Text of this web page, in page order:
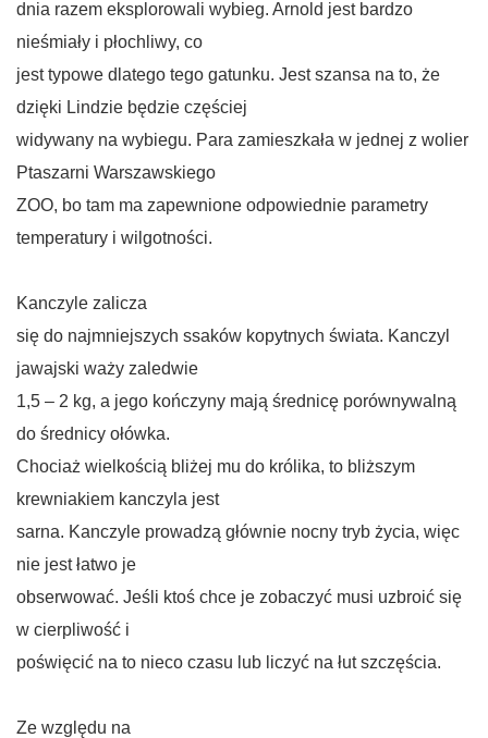
dnia razem eksplorowali wybieg. Arnold jest bardzo
nieśmiały i płochliwy, co
jest typowe dlatego tego gatunku. Jest szansa na to, że
dzięki Lindzie będzie częściej
widywany na wybiegu. Para zamieszkała w jednej z wolier
Ptaszarni Warszawskiego
ZOO, bo tam ma zapewnione odpowiednie parametry
temperatury i wilgotności.
Kanczyle zalicza
się do najmniejszych ssaków kopytnych świata. Kanczyl
jawajski waży zaledwie
1,5 – 2 kg, a jego kończyny mają średnicę porównywalną
do średnicy ołówka.
Chociaż wielkością bliżej mu do królika, to bliższym
krewniakiem kanczyla jest
sarna. Kanczyle prowadzą głównie nocny tryb życia, więc
nie jest łatwo je
obserwować. Jeśli ktoś chce je zobaczyć musi uzbroić się
w cierpliwość i
poświęcić na to nieco czasu lub liczyć na łut szczęścia.
Ze względu na